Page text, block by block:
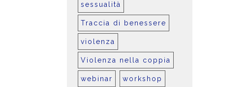
sessualità
Traccia di benessere
violenza
Violenza nella coppia
webinar workshop